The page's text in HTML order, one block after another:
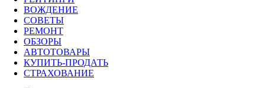
ВОЖДЕНИЕ
СОВЕТЫ
РЕМОНТ
ОБЗОРЫ
АВТОТОВАРЫ
КУПИТЬ-ПРОДАТЬ
СТРАХОВАНИЕ